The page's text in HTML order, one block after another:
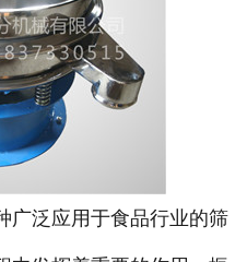
服务准则
视频中心
广泛应用于食品行业的筛